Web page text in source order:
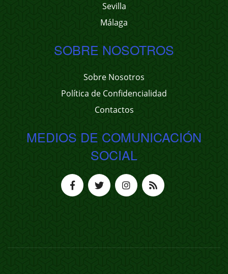
Sevilla
Málaga
SOBRE NOSOTROS
Sobre Nosotros
Política de Confidencialidad
Contactos
MEDIOS DE COMUNICACIÓN
SOCIAL